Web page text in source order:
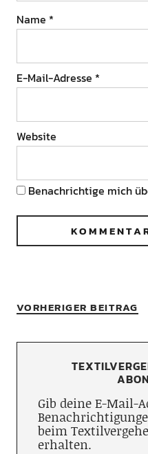
Name *
E-Mail-Adresse *
Website
Benachrichtige mich
VORHERIGER BEITRAG
Gib deine E-Mail-
beim
erhalten.